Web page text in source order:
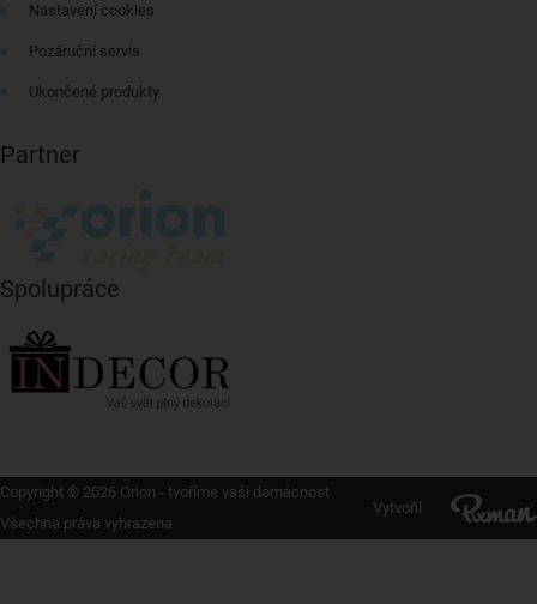
Nastavení cookies
Pozáruční servis
Ukončené produkty
Partner
Spolupráce
Copyright © 2026 Orion - tvoříme vaši domácnost
Všechna práva vyhrazena
Vytvořil